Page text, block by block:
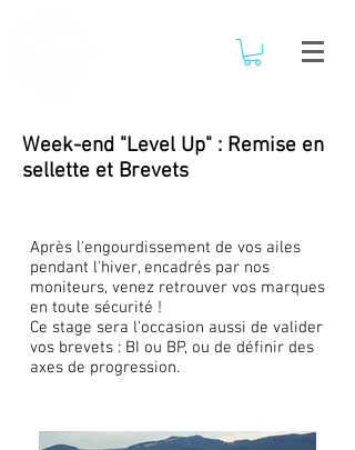
Week-end "Level Up" : Remise en
sellette et Brevets
Après l'engourdissement de vos ailes
pendant l'hiver, encadrés par nos
moniteurs, venez retrouver vos marques
en toute sécurité !
Ce stage sera l'occasion aussi de valider
vos brevets : BI ou BP, ou de définir des
axes de progression.